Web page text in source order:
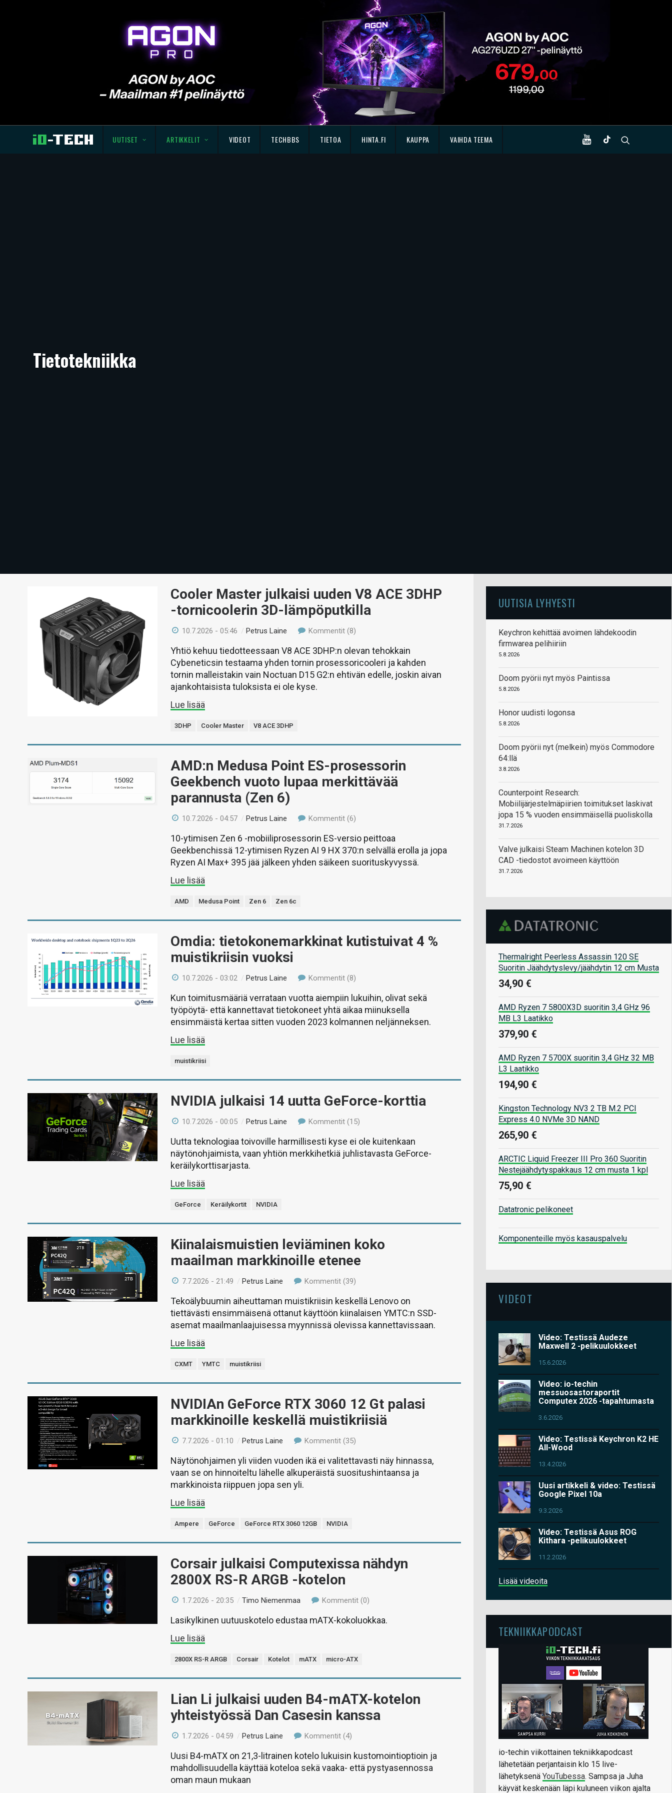
UUTISET ARTIKKELIT VIDEOT TECHBBS TIETOA HINTA.FI KAUPPA VAIHDA TEEMA
Tietotekniikka
Cooler Master julkaisi uuden V8 ACE 3DHP
-tornicoolerin 3D-lämpöputkilla
10.7.2026 - 05:46 /Petrus Laine Kommentit (8)
Yhtiö kehuu tiedotteessaan V8 ACE 3DHP:n olevan tehokkain
Cybeneticsin testaama yhden tornin prosessoricooleri ja kahden
tornin malleistakin vain Noctuan D15 G2:n ehtivän edelle, joskin aivan
ajankohtaisista tuloksista ei ole kyse.
Lue lisää
3DHP Cooler Master V8 ACE 3DHP
AMD:n Medusa Point ES-prosessorin
Geekbench vuoto lupaa merkittävää
parannusta (Zen 6)
10.7.2026 - 04:57 /Petrus Laine Kommentit (6)
10-ytimisen Zen 6 -mobiiliprosessorin ES-versio peittoaa
Geekbenchissä 12-ytimisen Ryzen AI 9 HX 370:n selvällä erolla ja jopa
Ryzen AI Max+ 395 jää jälkeen yhden säikeen suorituskyvyssä.
Lue lisää
AMD Medusa Point Zen 6 Zen 6c
Omdia: tietokonemarkkinat kutistuivat 4 %
muistikriisin vuoksi
10.7.2026 - 03:02 /Petrus Laine Kommentit (8)
Kun toimitusmääriä verrataan vuotta aiempiin lukuihin, olivat sekä
työpöytä- että kannettavat tietokoneet yhtä aikaa miinuksella
ensimmäistä kertaa sitten vuoden 2023 kolmannen neljänneksen.
Lue lisää
muistikriisi
NVIDIA julkaisi 14 uutta GeForce-korttia
10.7.2026 - 00:05 /Petrus Laine Kommentit (15)
Uutta teknologiaa toivoville harmillisesti kyse ei ole kuitenkaan
näytönohjaimista, vaan yhtiön merkkihetkiä juhlistavasta GeForce-
keräilykorttisarjasta.
Lue lisää
GeForce Keräilykortit NVIDIA
Kiinalaismuistien leviäminen koko
maailman markkinoille etenee
7.7.2026 - 21:49 /Petrus Laine Kommentit (39)
Tekoälybuumin aiheuttaman muistikriisin keskellä Lenovo on
tiettävästi ensimmäisenä ottanut käyttöön kiinalaisen YMTC:n SSD-
asemat maailmanlaajuisessa myynnissä olevissa kannettavissaan.
Lue lisää
CXMT YMTC muistikriisi
NVIDIAn GeForce RTX 3060 12 Gt palasi
markkinoille keskellä muistikriisiä
7.7.2026 - 01:10 /Petrus Laine Kommentit (35)
Näytönohjaimen yli viiden vuoden ikä ei valitettavasti näy hinnassa,
vaan se on hinnoiteltu lähelle alkuperäistä suositushintaansa ja
markkinoista riippuen jopa sen yli.
Lue lisää
Ampere GeForce GeForce RTX 3060 12GB NVIDIA
Corsair julkaisi Computexissa nähdyn
2800X RS-R ARGB -kotelon
1.7.2026 - 20:35 /Timo Niemenmaa Kommentit (0)
Lasikylkinen uutuuskotelo edustaa mATX-kokoluokkaa.
Lue lisää
2800X RS-R ARGB Corsair Kotelot mATX micro-ATX
Lian Li julkaisi uuden B4-mATX-kotelon
yhteistyössä Dan Casesin kanssa
1.7.2026 - 04:59 /Petrus Laine Kommentit (4)
Uusi B4-mATX on 21,3-litrainen kotelo lukuisin kustomointioptioin ja
mahdollisuudella käyttää koteloa sekä vaaka- että pystyasennossa
oman maun mukaan
UUTISIA LYHYESTI
Keychron kehittää avoimen lähdekoodin
firmwarea pelihiiriin
5.8.2026
Doom pyörii nyt myös Paintissa
5.8.2026
Honor uudisti logonsa
5.8.2026
Doom pyörii nyt (melkein) myös Commodore
64:llä
3.8.2026
Counterpoint Research:
Mobiilijärjestelmäpiirien toimitukset laskivat
jopa 15 % vuoden ensimmäisellä puoliskolla
31.7.2026
Valve julkaisi Steam Machinen kotelon 3D
CAD -tiedostot avoimeen käyttöön
31.7.2026
Thermalright Peerless Assassin 120 SE
Suoritin Jäähdytyslevy/jäähdytin 12 cm Musta
34,90 €
AMD Ryzen 7 5800X3D suoritin 3,4 GHz 96
MB L3 Laatikko
379,90 €
AMD Ryzen 7 5700X suoritin 3,4 GHz 32 MB
L3 Laatikko
194,90 €
Kingston Technology NV3 2 TB M.2 PCI
Express 4.0 NVMe 3D NAND
265,90 €
ARCTIC Liquid Freezer III Pro 360 Suoritin
Nestejäähdytyspakkaus 12 cm musta 1 kpl
75,90 €
Datatronic pelikoneet
Komponenteille myös kasauspalvelu
VIDEOT
Video: Testissä Audeze
Maxwell 2 -pelikuulokkeet
15.6.2026
Video: io-techin
messuosastoraportit
Computex 2026 -tapahtumasta
3.6.2026
Video: Testissä Keychron K2 HE
All-Wood
13.4.2026
Uusi artikkeli & video: Testissä
Google Pixel 10a
9.3.2026
Video: Testissä Asus ROG
Kithara -pelikuulokkeet
11.2.2026
Lisää videoita
TEKNIIKKAPODCAST
io-techin viikottainen tekniikkapodcast
lähetetään perjantaisin klo 15 live-
lähetyksenä YouTubessa. Sampsa ja Juha
käyvät keskenään läpi kuluneen viikon ajalta